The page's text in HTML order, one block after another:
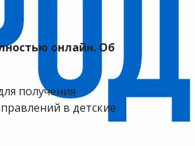
онлайн. Об
получения
в детские